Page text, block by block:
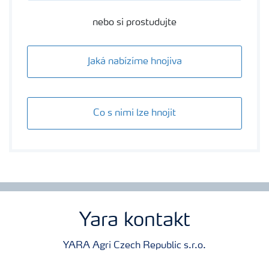
nebo si prostudujte
Jaká nabízíme hnojiva
Co s nimi lze hnojit
Yara kontakt
YARA Agri Czech Republic s.r.o.